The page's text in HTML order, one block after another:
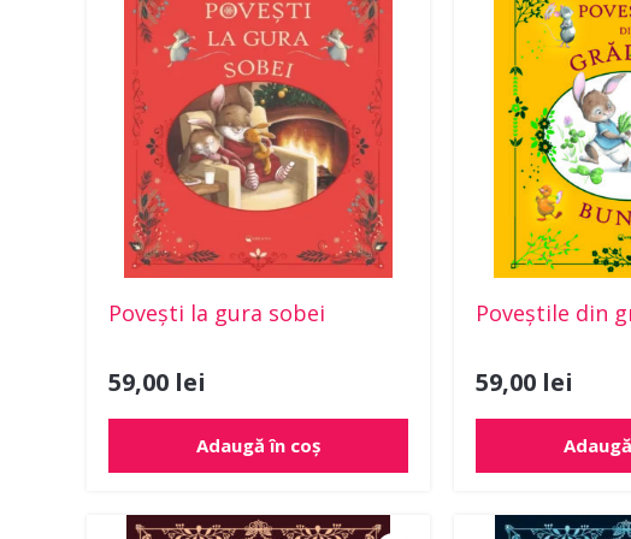
Povești la gura sobei
59,00 lei
Adaugă în coș
Poveștile din
59,00 lei